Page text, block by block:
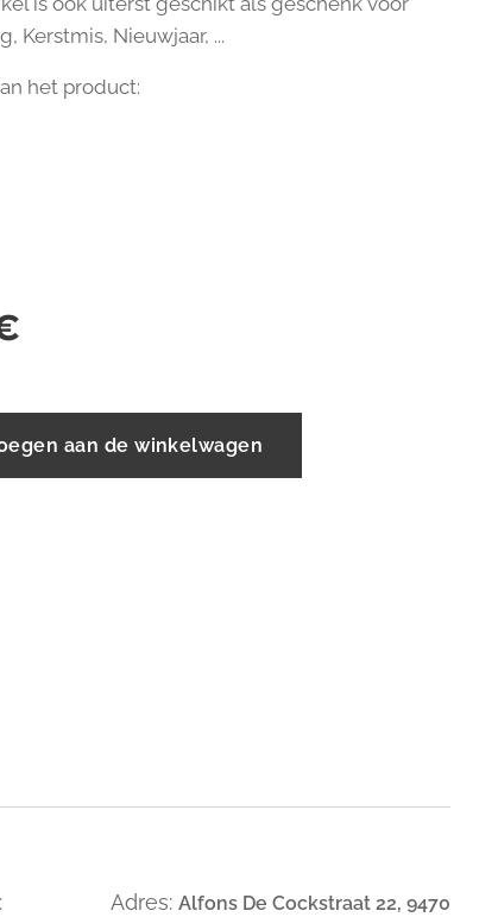
Kerstmis, Nieuwjaar, ...
het product:
aan de winkelwagen
Adres: Alfons De Cockstraat 22, 9470